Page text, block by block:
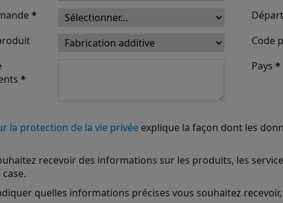
*
*
Code
Pays *
la protection de la vie privée explique la façon dont les
recevoir des informations sur les produits, les
quelles informations précises vous souhaitez